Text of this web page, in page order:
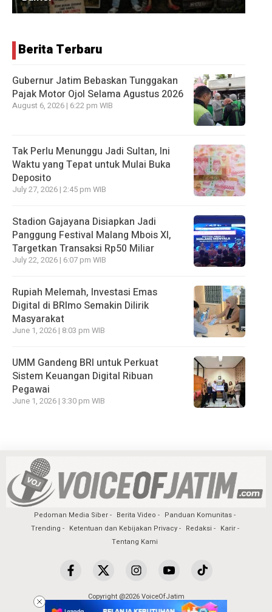
Berita Terbaru
Gubernur Jatim Bebaskan Tunggakan
Pajak Motor Ojol Selama Agustus 2026
August 6, 2026 | 6:22 pm WIB
Tak Perlu Menunggu Jadi Sultan, Ini
Waktu yang Tepat untuk Mulai Buka
Deposito
July 27, 2026 | 2:45 pm WIB
Stadion Gajayana Disiapkan Jadi
Panggung Festival Malang Mbois XI,
Targetkan Transaksi Rp50 Miliar
July 22, 2026 | 6:07 pm WIB
Rupiah Melemah, Investasi Emas
Digital di BRImo Semakin Dilirik
Masyarakat
June 1, 2026 | 8:03 pm WIB
UMM Gandeng BRI untuk Perkuat
Sistem Keuangan Digital Ribuan
Pegawai
June 1, 2026 | 3:30 pm WIB
Pedoman Media Siber Berita Video
Panduan Komunitas
Trending
Ketentuan dan Kebijakan Privacy Redaksi
Karir
Tentang Kami
Copyright @2026 VoiceOfJatim
All Rights Reserved